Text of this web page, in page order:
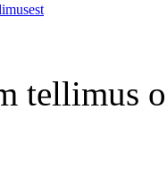
tellimus